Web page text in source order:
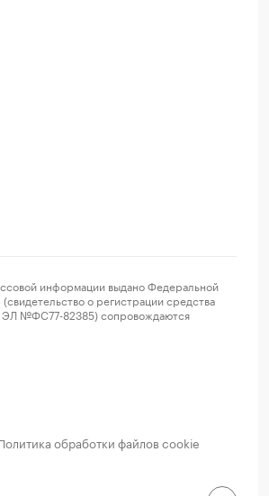
информации выдано Федеральной
о регистрации средства
ЭЛ №ФС77-82385) сопровождаются
обработки файлов cookie